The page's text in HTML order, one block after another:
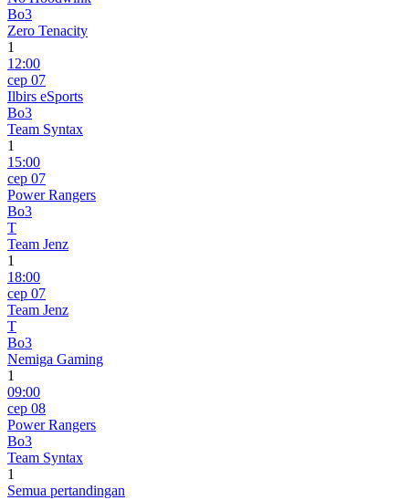
Bo3
Zero Tenacity
1
12:00
сер 07
Ilbirs eSports
Bo3
Team Syntax
1
15:00
сер 07
Power Rangers
Bo3
T
Team Jenz
1
18:00
сер 07
Team Jenz
T
Bo3
Nemiga Gaming
1
09:00
сер 08
Power Rangers
Bo3
Team Syntax
1
Semua pertandingan